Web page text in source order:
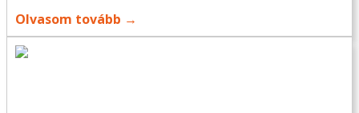
Olvasom tovább →